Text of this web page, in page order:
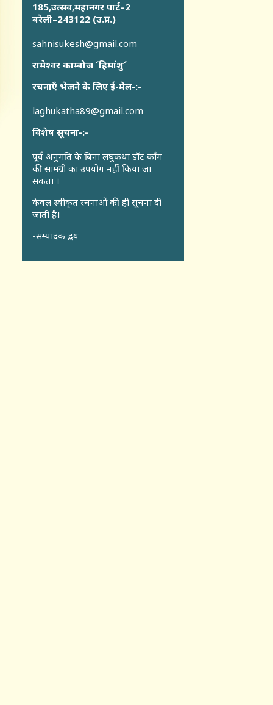
185,उत्सव,महानगर पार्ट–2
बरेली–243122 (उ.प्र.)
sahnisukesh@gmail.com
रामेश्वर काम्बोज ´हिमांशु´
रचनाएँ भेजने के लिए ई-मेल-:-
laghukatha89@gmail.com
विशेष सूचना-:-
पूर्व अनुमति के बिना लघुकथा डॉट कॉंम
की सामग्री का उपयोग नहीं किया जा
सकता ।
केवल स्वीकृत रचनाओं की ही सूचना दी
जाती है।
-सम्पादक द्वय